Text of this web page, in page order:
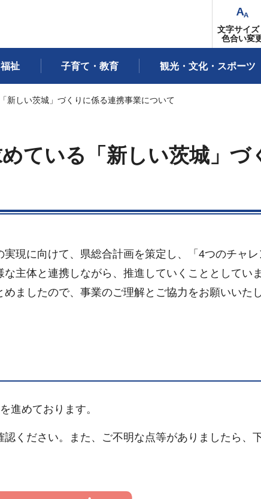
文字サイズ
色合い変
祉 子育て・教育 観光・文化・スポーツ
新しい茨城」づくりに係る連携事業について
ている「新しい茨城」づ
現に向けて、県総合計画を策定し、「4つのチャレ
主体と連携しながら、推進していくこととしていま
ましたので、事業のご理解とご協力をお願いいた
進めております。
ください。また、ご不明な点等がありましたら、